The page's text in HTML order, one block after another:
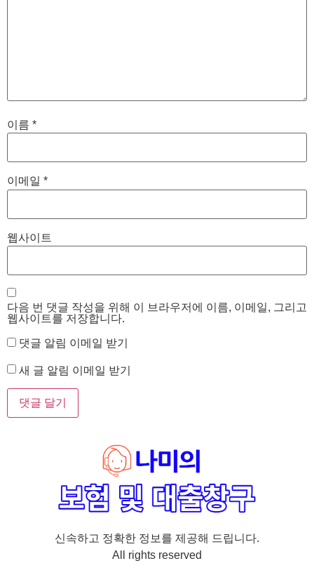
이름 *
이메일 *
웹사이트
다음 번 댓글 작성을 위해 이 브라우저에 이름, 이메일, 그리고
웹사이트를 저장합니다.
댓글 알림 이메일 받기
새 글 알림 이메일 받기
신속하고 정확한 정보를 제공해 드립니다.
All rights reserved